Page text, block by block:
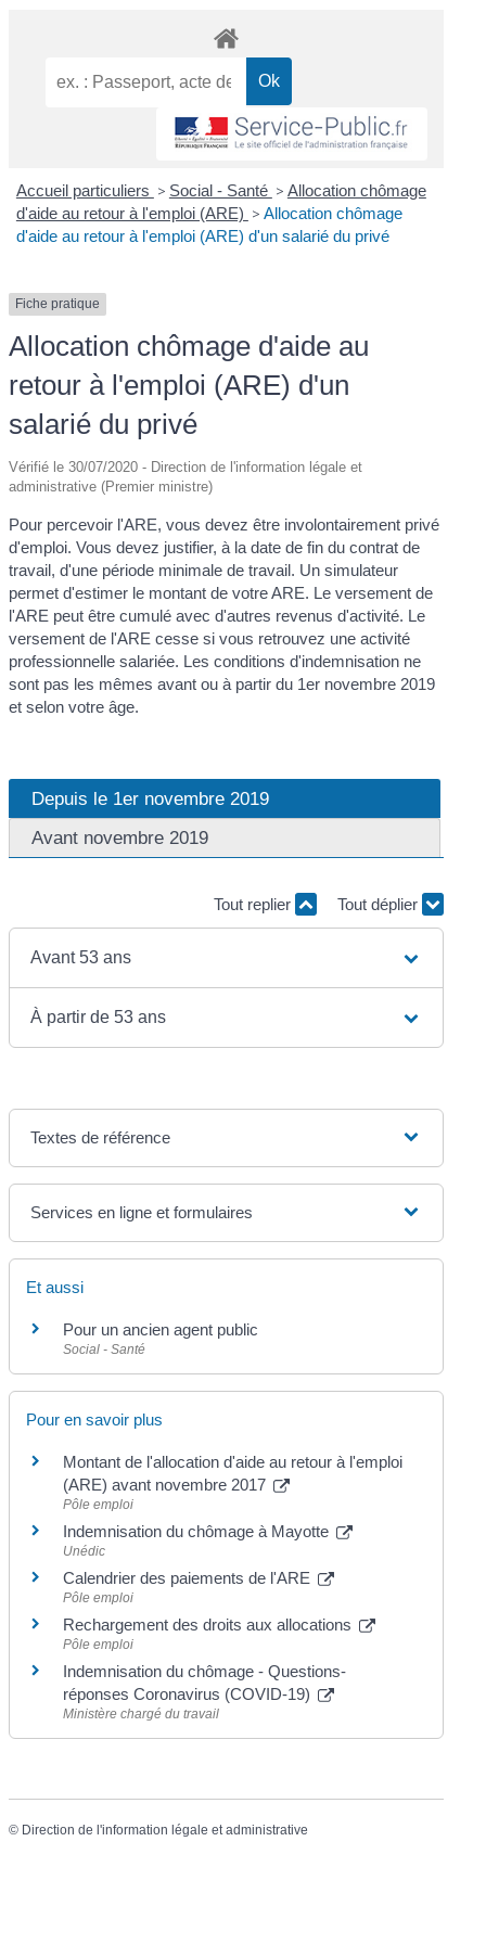
Accueil particuliers > Social - Santé > Allocation chômage
d'aide au retour à l'emploi (ARE) > Allocation chômage
d'aide au retour à l'emploi (ARE) d'un salarié du privé
Fiche pratique
Allocation chômage d'aide au
retour à l'emploi (ARE) d'un
salarié du privé
Vérifié le 30/07/2020 - Direction de l'information légale et
administrative (Premier ministre)
Pour percevoir l'ARE, vous devez être involontairement privé
d'emploi. Vous devez justifier, à la date de fin du contrat de
travail, d'une période minimale de travail. Un simulateur
permet d'estimer le montant de votre ARE. Le versement de
l'ARE peut être cumulé avec d'autres revenus d'activité. Le
versement de l'ARE cesse si vous retrouvez une activité
professionnelle salariée. Les conditions d'indemnisation ne
sont pas les mêmes avant ou à partir du 1er novembre 2019
et selon votre âge.
Depuis le 1er novembre 2019
Avant novembre 2019
Tout replier Tout déplier
Avant 53 ans
À partir de 53 ans
Textes de référence
Services en ligne et formulaires
Et aussi
Pour un ancien agent public
Social - Santé
Pour en savoir plus
Montant de l'allocation d'aide au retour à l'emploi
(ARE) avant novembre 2017
Pôle emploi
Indemnisation du chômage à Mayotte
Unédic
Calendrier des paiements de l'ARE
Pôle emploi
Rechargement des droits aux allocations
Pôle emploi
Indemnisation du chômage - Questions-
réponses Coronavirus (COVID-19)
Ministère chargé du travail
© Direction de l'information légale et administrative